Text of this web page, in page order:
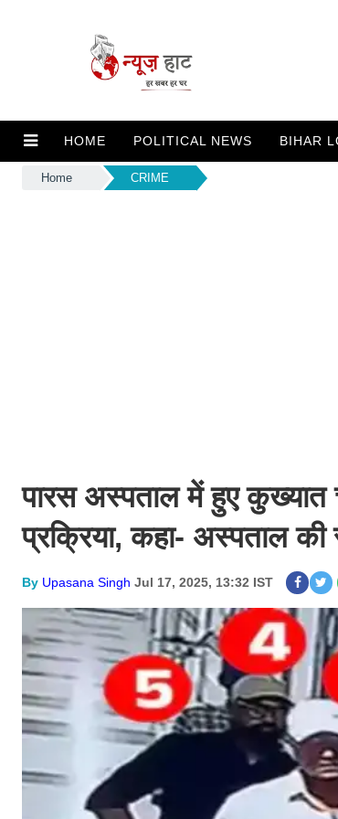
HOME POLITICAL NEWS BIHAR
Home CRIME
पारस अस्पताल में हुए कुख्यात
प्रक्रिया, कहा- अस्पताल की
By Upasana Singh Jul 17, 2025, 13:32 IST